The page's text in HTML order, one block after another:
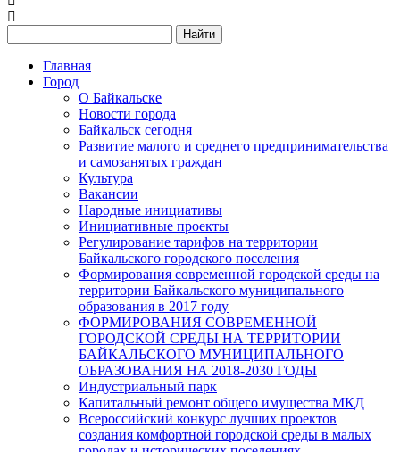
Найти
Главная
Город
О Байкальске
Новости города
Байкальск сегодня
Развитие малого и среднего предпринимательства
и самозанятых граждан
Культура
Вакансии
Народные инициативы
Инициативные проекты
Регулирование тарифов на территории
Байкальского городского поселения
Формирования современной городской среды на
территории Байкальского муниципального
образования в 2017 году
ФОРМИРОВАНИЯ СОВРЕМЕННОЙ
ГОРОДСКОЙ СРЕДЫ НА ТЕРРИТОРИИ
БАЙКАЛЬСКОГО МУНИЦИПАЛЬНОГО
ОБРАЗОВАНИЯ НА 2018-2030 ГОДЫ
Индустриальный парк
Капитальный ремонт общего имущества МКД
Всероссийский конкурс лучших проектов
создания комфортной городской среды в малых